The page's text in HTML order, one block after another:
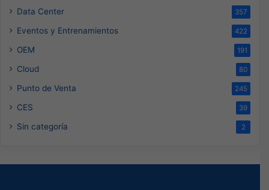
Data Center 357
Eventos y Entrenamientos 422
OEM 191
Cloud 80
Punto de Venta 245
CES 39
Sin categoría 2